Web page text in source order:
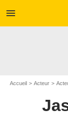
menu
Accueil Acteur